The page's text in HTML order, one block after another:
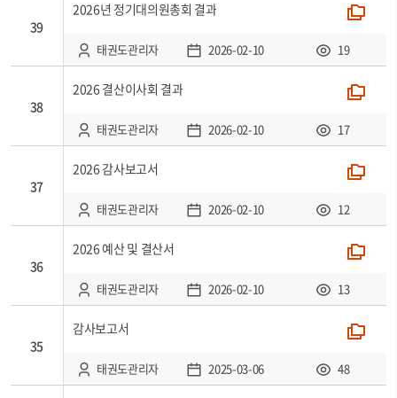
39
2026년 정기대의원총회 결과
태권도관리자 2026-02-10 19
38
2026 결산이사회 결과
태권도관리자 2026-02-10 17
37
2026 감사보고서
태권도관리자 2026-02-10 12
36
2026 예산 및 결산서
태권도관리자 2026-02-10 13
35
감사보고서
태권도관리자 2025-03-06 48